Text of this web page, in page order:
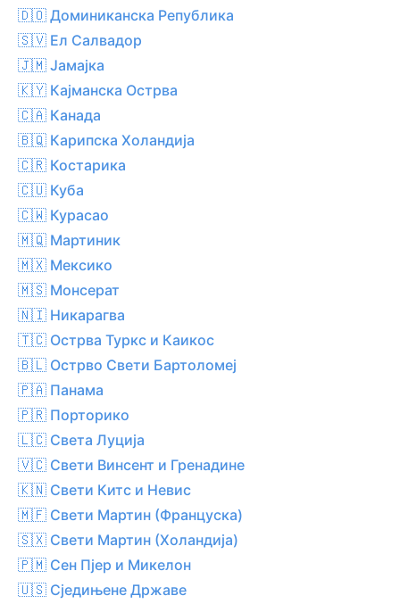
🇩🇴 Доминиканска Република
🇸🇻 Ел Салвадор
🇯🇲 Јамајка
🇰🇾 Кајманска Острва
🇨🇦 Канада
🇧🇶 Карипска Холандија
🇨🇷 Костарика
🇨🇺 Куба
🇨🇼 Курасао
🇲🇶 Мартиник
🇲🇽 Мексико
🇲🇸 Монсерат
🇳🇮 Никарагва
🇹🇨 Острва Туркс и Каикос
🇧🇱 Острво Свети Бартоломеј
🇵🇦 Панама
🇵🇷 Порторико
🇱🇨 Света Луција
🇻🇨 Свети Винсент и Гренадине
🇰🇳 Свети Китс и Невис
🇲🇫 Свети Мартин (Француска)
🇸🇽 Свети Мартин (Холандија)
🇵🇲 Сен Пјер и Микелон
🇺🇸 Сједињене Државе